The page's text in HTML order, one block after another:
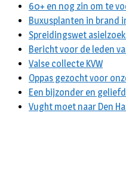
60+ en nog zin om te
Buxusplanten in brand
Spreidingswet
Bericht voor de leden
Valse collecte KVW
Oppas gezocht voor
Een bijzonder en
Vught moet naar Den